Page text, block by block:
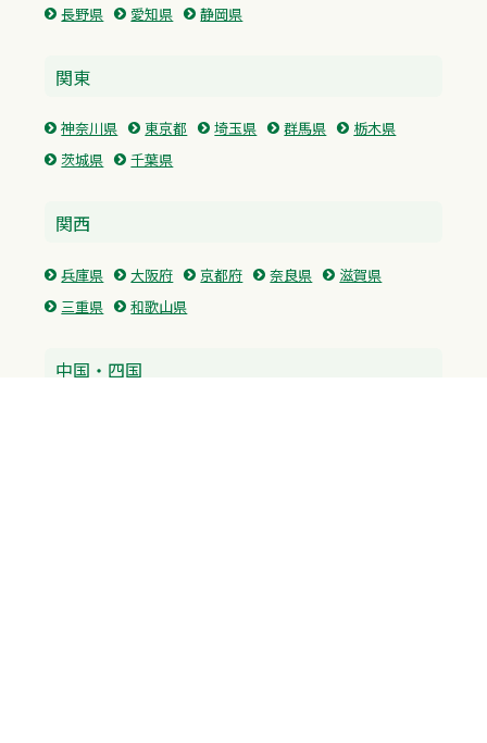
長野県
愛知県 静岡県
関東
神奈川県 東京都 埼玉県 群馬県
栃木県
茨城県
千葉県
関西
兵庫県 大阪府 京都府 奈良県
滋賀県
三重県
和歌山県
中国・四国